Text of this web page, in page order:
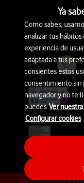
© 2026
Avda.
Ya
Como sabes,
analizar tus
experiencia de
adaptada a tus
consientes estos
consentimiento sin
navegador y no te
puedesVer
Configurar cookies